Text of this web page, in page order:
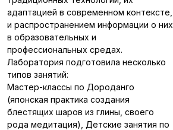
адаптацией в современном контексте,
и распространением информации о них
в образовательных и
профессиональных средах.
Лаборатория подготовила несколько
типов занятий:
Мастер-классы по Дороданго
(японская практика создания
блестящих шаров из глины, своего
рода медитация), Детские занятия по